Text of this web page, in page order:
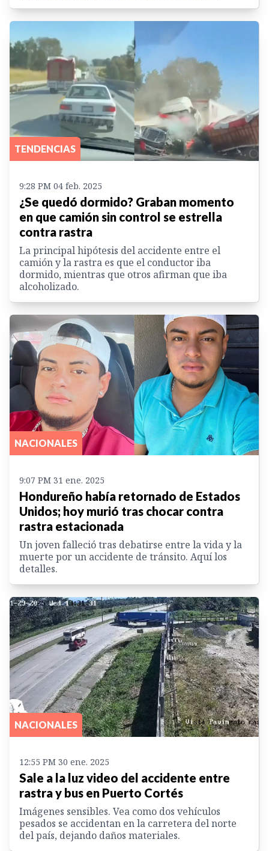
TENDENCIAS
9:28 PM 04 feb. 2025
¿Se quedó dormido? Graban momento
en que camión sin control se estrella
contra rastra
La principal hipótesis del accidente entre el
camión y la rastra es que el conductor iba
dormido, mientras que otros afirman que iba
alcoholizado.
NACIONALES
9:07 PM 31 ene. 2025
Hondureño había retornado de Estados
Unidos; hoy murió tras chocar contra
rastra estacionada
Un joven falleció tras debatirse entre la vida y la
muerte por un accidente de tránsito. Aquí los
detalles.
NACIONALES
12:55 PM 30 ene. 2025
Sale a la luz video del accidente entre
rastra y bus en Puerto Cortés
Imágenes sensibles. Vea como dos vehículos
pesados se accidentan en la carretera del norte
del país, dejando daños materiales.